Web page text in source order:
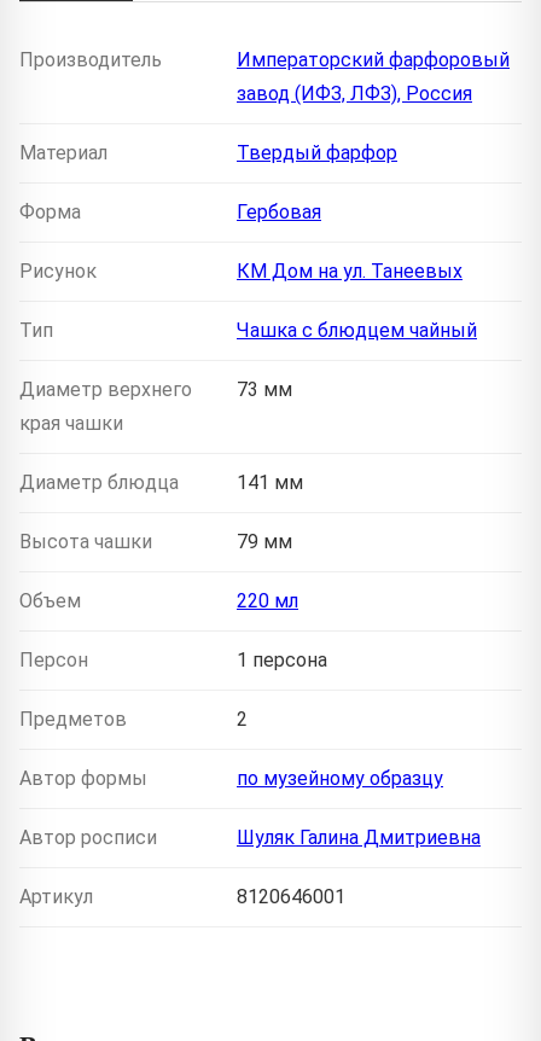
Производитель
Императорский фарфоровый
завод (ИФЗ, ЛФЗ), Россия
Материал Твердый фарфор
Форма Гербовая
Рисунок КМ Дом на ул. Танеевых
Тип Чашка с блюдцем чайный
Диаметр верхнего
края чашки
73 мм
Диаметр блюдца 141 мм
Высота чашки 79 мм
Объем 220 мл
Персон 1 персона
Предметов 2
Автор формы по музейному образцу
Автор росписи Шуляк Галина Дмитриевна
Артикул 8120646001